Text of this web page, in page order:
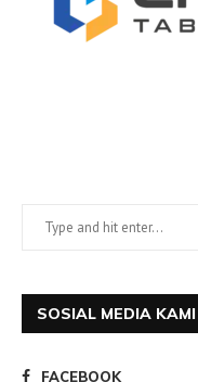
SOSIAL MEDIA KAMI
FACEBOOK